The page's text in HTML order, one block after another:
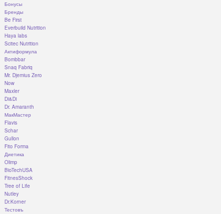
Бонусы
Бренды
Be First
Everbuild Nutrition
Haya labs
Scitec Nutrition
Актиформула
Bombbar
Snaq Fabriq
Mr. Djemius Zero
Now
Maxler
Di&Di
Dr. Amaranth
МакМастер
Flavis
Schar
Gullon
Fito Forma
Диетика
Olimp
BioTechUSA
FitnesShock
Tree of Life
Nutley
Dr.Korner
Тестовъ